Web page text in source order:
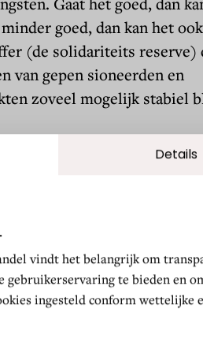
Details
vindt het belangrijk om
gebruikerservaring te bieden en
ingesteld conform wettelijke
goed, dan kan het
(de solidariteits
van gepen sioneerden en
zoveel mogelijk stabiel
Op de over
pensioengeld er voor